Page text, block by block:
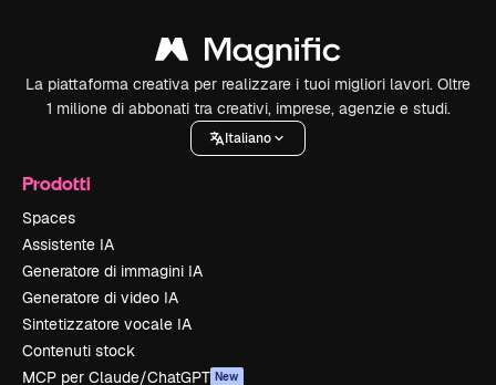
La piattaforma creativa per realizzare i tuoi migliori lavori. Oltre
1 milione di abbonati tra creativi, imprese, agenzie e studi.
Italiano
Prodotti
Spaces
Assistente IA
Generatore di immagini IA
Generatore di video IA
Sintetizzatore vocale IA
Contenuti stock
MCP per Claude/ChatGPT New